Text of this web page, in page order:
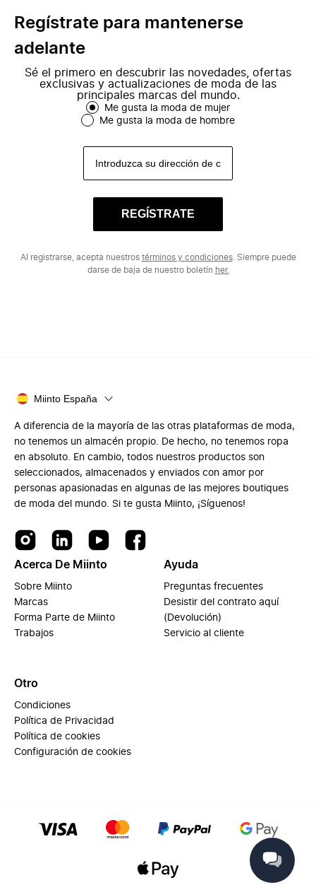
Regístrate para mantenerse
adelante
Sé el primero en descubrir las novedades, ofertas
exclusivas y actualizaciones de moda de las
principales marcas del mundo.
Me gusta la moda de mujer
Me gusta la moda de hombre
REGÍSTRATE
Al registrarse, acepta nuestros términos y condiciones. Siempre puede
darse de baja de nuestro boletín her.
Miinto España
A diferencia de la mayoría de las otras plataformas de moda,
no tenemos un almacén propio. De hecho, no tenemos ropa
en absoluto. En cambio, todos nuestros productos son
seleccionados, almacenados y enviados con amor por
personas apasionadas en algunas de las mejores boutiques
de moda del mundo. Si te gusta Miinto, ¡Síguenos!
Acerca De Miinto
Sobre Miinto
Marcas
Forma Parte de Miinto
Trabajos
Ayuda
Preguntas frecuentes
Desistir del contrato aquí
(Devolución)
Servicio al cliente
Otro
Condiciones
Política de Privacidad
Política de cookies
Configuración de cookies